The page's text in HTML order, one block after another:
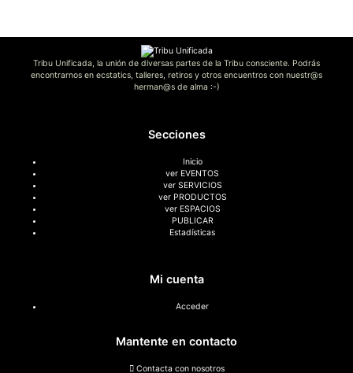
Tribu Unificada, la unión de diversas partes de la Tribu consciente. Podrás
encontrarnos en ecstatics, talleres, retiros y otros encuentros con nuestr@s
herman@s de alma :-)
Secciones
Inicio
ver EVENTOS
ver SERVICIOS
ver PRODUCTOS
ver ESPACIOS
PUBLICAR
Estadísticas
Mi cuenta
Acceder
Mantente en contacto
Contacta con nosotros